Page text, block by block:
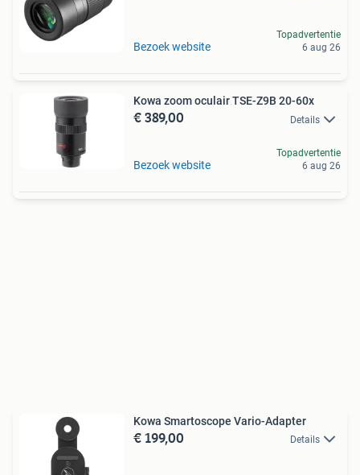
Bezoek website
Topadvertentie
6 aug 26
Kowa zoom oculair TSE-Z9B 20-60x
€ 389,00 Details
Bezoek website
Topadvertentie
6 aug 26
Kowa Smartoscope Vario-Adapter
€ 199,00 Details